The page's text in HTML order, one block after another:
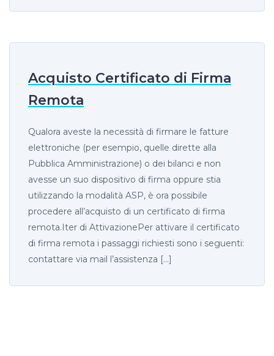
Acquisto Certificato di Firma
Remota
Qualora aveste la necessità di firmare le fatture
elettroniche (per esempio, quelle dirette alla
Pubblica Amministrazione) o dei bilanci e non
avesse un suo dispositivo di firma oppure stia
utilizzando la modalità ASP, è ora possibile
procedere all’acquisto di un certificato di firma
remota.Iter di AttivazionePer attivare il certificato
di firma remota i passaggi richiesti sono i seguenti:
contattare via mail l’assistenza […]